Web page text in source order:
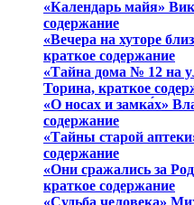
«Календарь майя»
содержание
«Вечера на хуторе
краткое содержание
«Тайна дома № 12 на
Торина, краткое
«О носах и замка́х»
содержание
«Тайны старой
содержание
«Они сражались за
краткое содержание
«Судьба человека»